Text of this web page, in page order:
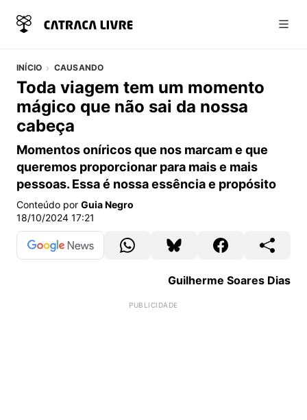
INÍCIO CAUSANDO
Toda viagem tem um momento
mágico que não sai da nossa
cabeça
Momentos oníricos que nos marcam e que
queremos proporcionar para mais e mais
pessoas. Essa é nossa essência e propósito
Conteúdo por Guia Negro
18/10/2024 17:21
Guilherme Soares Dias